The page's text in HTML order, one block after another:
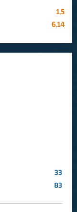
1,5
6,14
33
83